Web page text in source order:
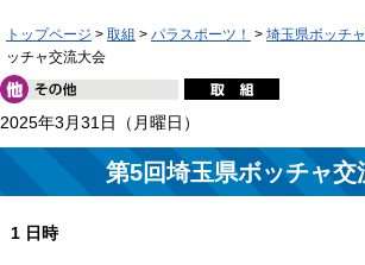
トップページ > 取組 > パラスポーツ！ > 埼玉県ボッチ
ッチャ交流大会
2025年3月31日（月曜日）
第5回埼玉県ボッチャ交
1 日時